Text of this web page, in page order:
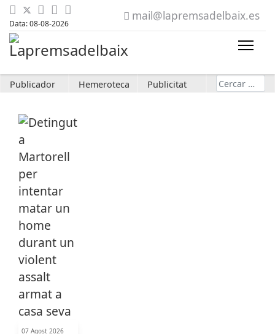
Data: 08-08-2026
mail@lapremsadelbaix.es
Publicador Hemeroteca Publicitat Cerca
07 Agost 2026